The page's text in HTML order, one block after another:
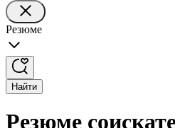
Резюме
Найти
Резюме